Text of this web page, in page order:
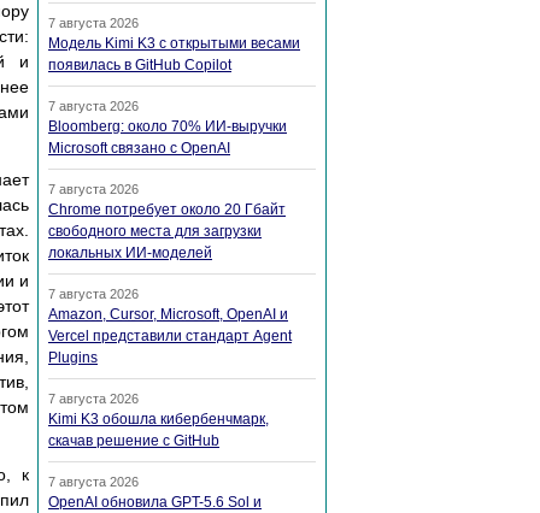
и
и
к
7 августа 2026
Модель Kimi K3 с открытыми весами
появилась в GitHub Copilot
7 августа 2026
Bloomberg: около 70% ИИ-выручки
Microsoft связано с OpenAI
7 августа 2026
Chrome потребует около 20 Гбайт
свободного места для загрузки
локальных ИИ-моделей
7 августа 2026
Amazon, Cursor, Microsoft, OpenAI и
Vercel представили стандарт Agent
Plugins
7 августа 2026
Kimi K3 обошла кибербенчмарк,
скачав решение с GitHub
7 августа 2026
OpenAI обновила GPT-5.6 Sol и